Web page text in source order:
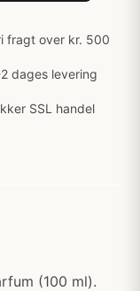
fragt over kr. 500
dages levering
SSL handel
(100 ml).